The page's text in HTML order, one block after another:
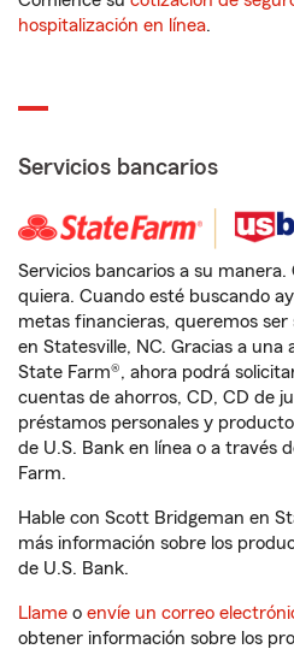
hospitalización en línea.
Servicios bancarios
Servicios bancarios a su
quiera. Cuando esté buscando
metas financieras, queremos
en Statesville, NC. Gracias a una
State Farm®, ahora podrá
cuentas de ahorros, CD, CD de
préstamos personales y
de U.S. Bank en línea o a través
Farm.
Hable con Scott Bridgeman en
más información sobre los
de U.S. Bank.
Llame o envíe un correo
obtener información sobre los